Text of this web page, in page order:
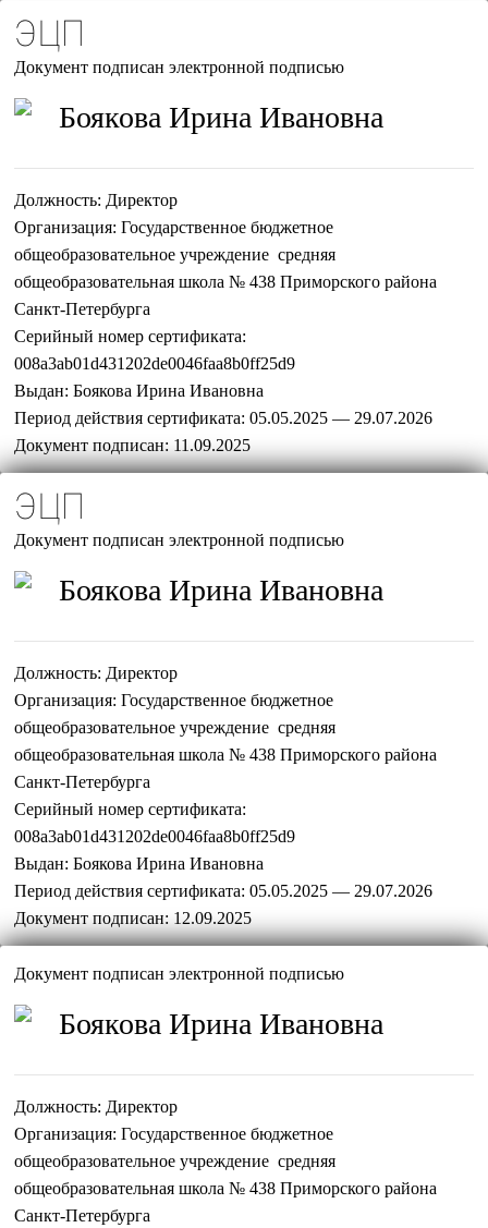
ЭЦП
Документ подписан электронной подписью
Боякова Ирина Ивановна
Должность: Директор
Организация: Государственное бюджетное
общеобразовательное учреждение средняя
общеобразовательная школа № 438 Приморского района
Санкт-Петербурга
Серийный номер сертификата:
008a3ab01d431202de0046faa8b0ff25d9
Выдан: Боякова Ирина Ивановна
Период действия сертификата: 05.05.2025 — 29.07.2026
Документ подписан: 11.09.2025
ЭЦП
Документ подписан электронной подписью
Боякова Ирина Ивановна
Должность: Директор
Организация: Государственное бюджетное
общеобразовательное учреждение средняя
общеобразовательная школа № 438 Приморского района
Санкт-Петербурга
Серийный номер сертификата:
008a3ab01d431202de0046faa8b0ff25d9
Выдан: Боякова Ирина Ивановна
Период действия сертификата: 05.05.2025 — 29.07.2026
Документ подписан: 12.09.2025
Документ подписан электронной подписью
Боякова Ирина Ивановна
Должность: Директор
Организация: Государственное бюджетное
общеобразовательное учреждение средняя
общеобразовательная школа № 438 Приморского района
Санкт-Петербурга